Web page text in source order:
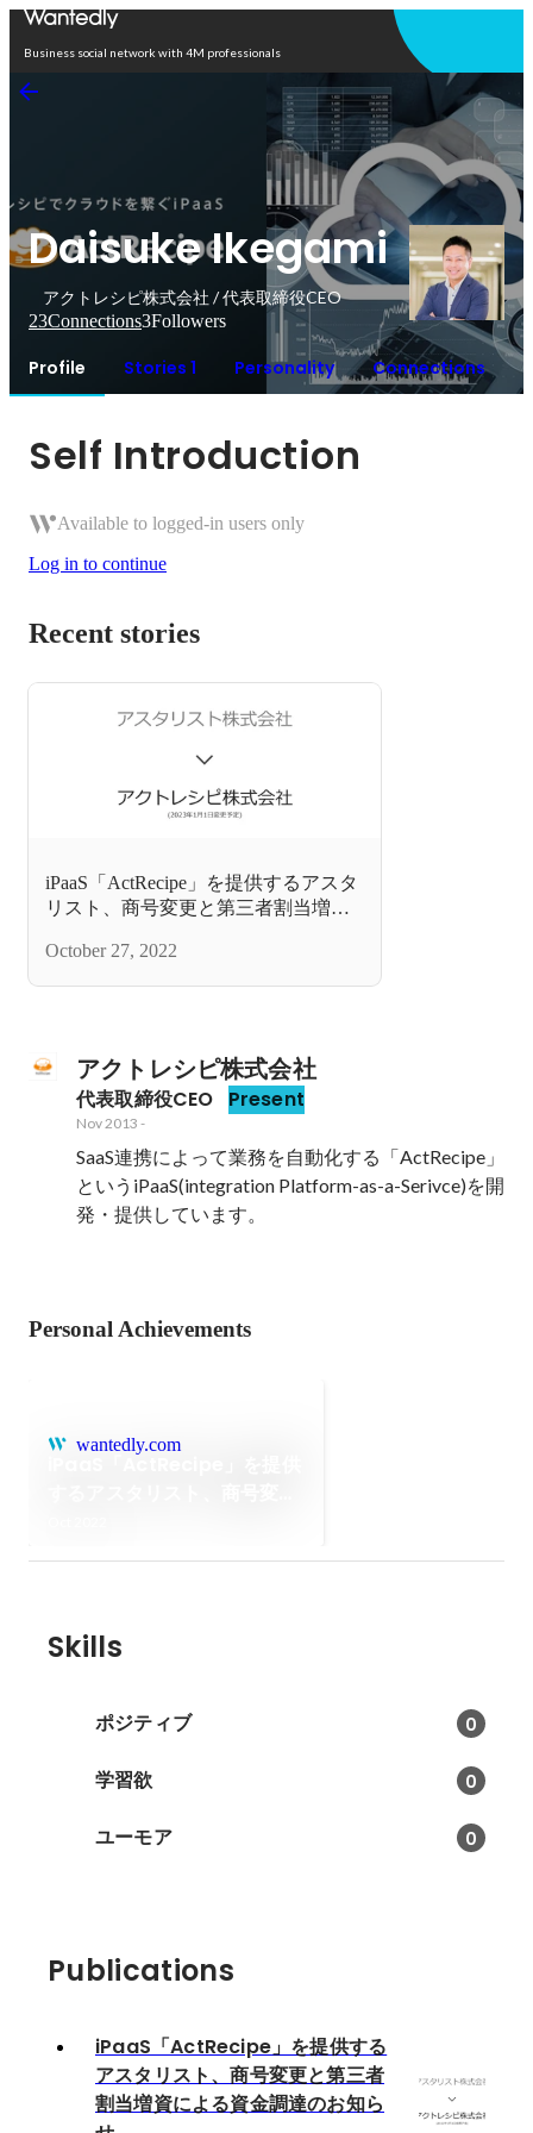
Business social network with 4M professionals
Daisuke Ikegami
アクトレシピ株式会社 / 代表取締役CEO
23Connections3Followers
Profile Stories 1 Personality Connections
Self Introduction
Available to logged-in users only
Log in to continue
Recent stories
iPaaS「ActRecipe」を提供するアスタ
リスト、商号変更と第三者割当増資
October 27, 2022
アクトレシピ株式会社
代表取締役CEO Present
Nov 2013 -
SaaS連携によって業務を自動化する「ActRecipe」
というiPaaS(integration Platform-as-a-Serivce)を開
発・提供しています。
Personal Achievements
wantedly.com
Skills
ポジティブ 0
学習欲 0
ユーモア 0
Publications
iPaaS「ActRecipe」を提供する
アスタリスト、商号変更と第三者
割当増資による資金調達のお知ら